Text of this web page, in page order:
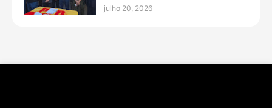
julho 20, 2026